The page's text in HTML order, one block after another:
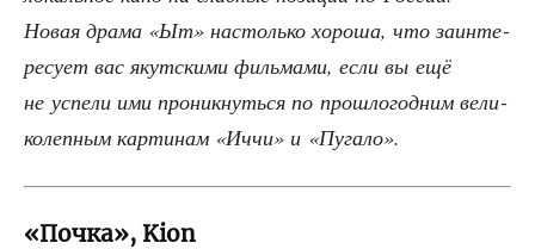
Новая дра­ма «Ыт» настоль­ко хоро­ша, что заин­те­
ре­су­ет вас якут­ски­ми филь­ма­ми, если вы ещё
не успе­ли ими про­ник­нуть­ся по про­шло­год­ним вели­
ко­леп­ным кар­ти­нам «Иччи» и «Пуга­ло».
«Почка», Kion